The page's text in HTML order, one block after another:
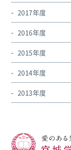
2017年度
2016年度
2015年度
2014年度
2013年度